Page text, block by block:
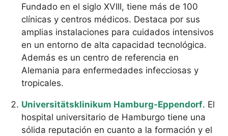
Fundado en el siglo XVIII, tiene más de 100
clínicas y centros médicos. Destaca por sus
amplias instalaciones para cuidados intensivos
en un entorno de alta capacidad tecnológica.
Además es un centro de referencia en
Alemania para enfermedades infecciosas y
tropicales.
Universitätsklinikum Hamburg-Eppendorf. El
hospital universitario de Hamburgo tiene una
sólida reputación en cuanto a la formación y el